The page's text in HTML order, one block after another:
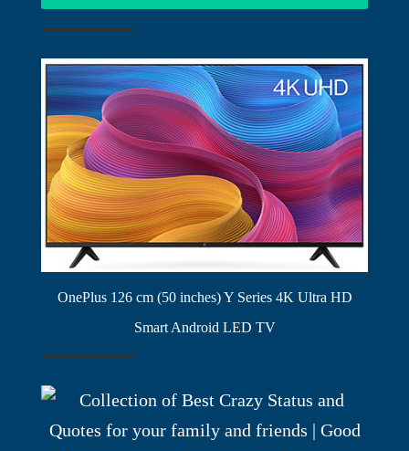
OnePlus 126 cm (50 inches) Y Series 4K Ultra HD
Smart Android LED TV